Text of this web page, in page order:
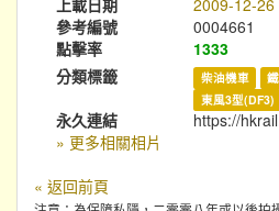
上載日期
2009-12-26
參考編號
0004661
點擊率
1333
分類標籤
柴油機車
東風3型(DF3)
永久連結
https://
» 更多相關相片
« 返回前頁